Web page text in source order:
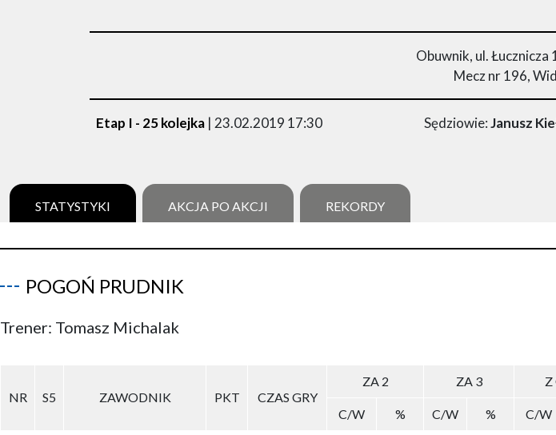
Obuwnik, ul.
Mecz nr 196,
Etap I - 25 kolejka | 23.02.2019 17:30 Sędziowie:Janusz
STATYSTYKI AKCJA PO AKCJI REKORDY
POGOŃ PRUDNIK
Trener: Tomasz Michalak
NR S5 ZAWODNIK PKT CZAS GRY
ZA 2 ZA 3 Z
C/W
% C/W % C/W